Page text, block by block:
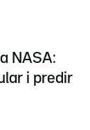
NASA:
i predir